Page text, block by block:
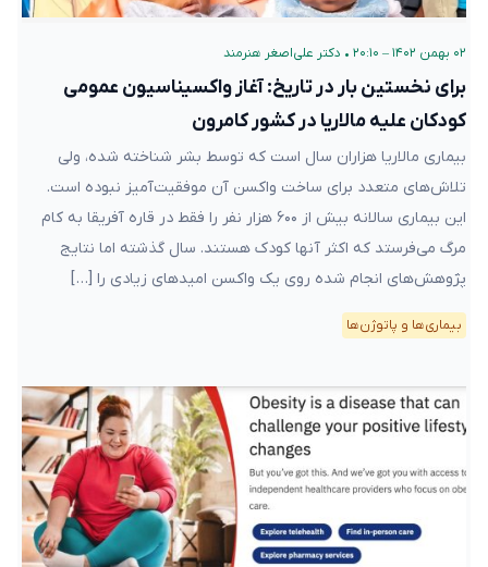
۰۲ بهمن ۱۴۰۲ – ۲۰:۱۰ • دکتر علی‌اصغر هنرمند
برای نخستین بار در تاریخ: آغاز واکسیناسیون عمومی
کودکان علیه مالاریا در کشور کامرون
بیماری مالاریا هزاران سال است که توسط بشر شناخته شده، ولی
تلاش‌های متعدد برای ساخت واکسن آن موفقیت‌آمیز نبوده است.
این بیماری سالانه بیش از ۶۰۰ هزار نفر را فقط در قاره آفریقا به کام
مرگ می‌فرستد که اکثر آنها کودک هستند. سال گذشته اما نتایج
پژوهش‌های انجام شده روی یک واکسن امیدهای زیادی را […]
بیماری‌ها و پاتوژن‌ها